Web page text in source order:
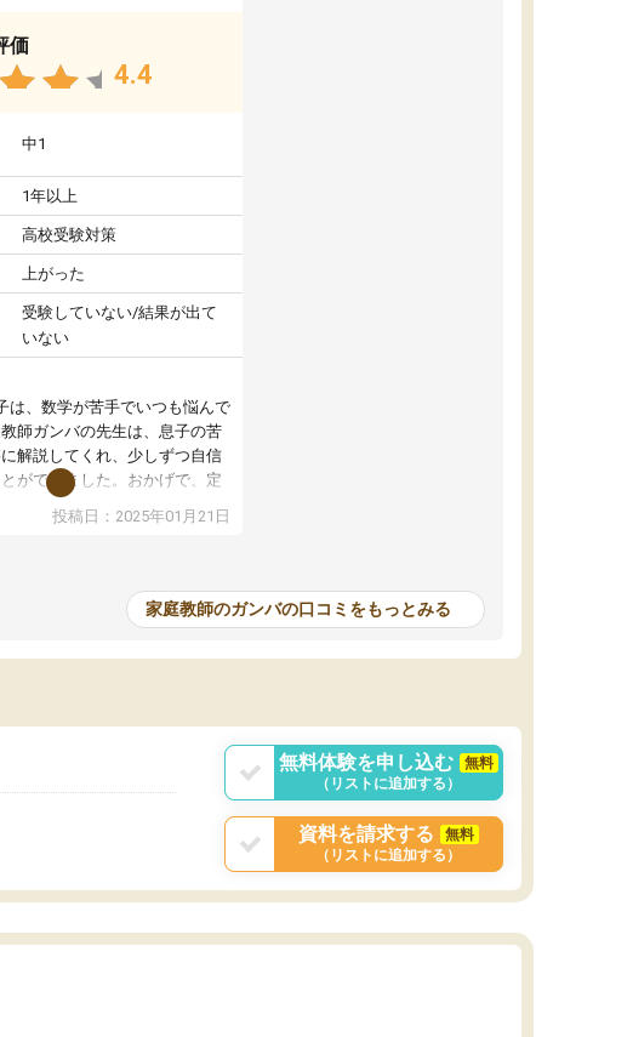
価
4.4
中1
1年以上
高校受験対策
上がった
受験していない/結果が出て
いない
は、数学が苦手でいつも悩んで
師ガンバの先生は、息子の苦
解説してくれ、少しずつ自信
ができました。おかげで、定
10点以上アップし、本人もと
投稿日：2025年01月21日
家庭教師のガンバの口コミをもっとみる
無料体験を申し込む
無料
（リストに追加する）
資料を請求する
無料
（リストに追加する）